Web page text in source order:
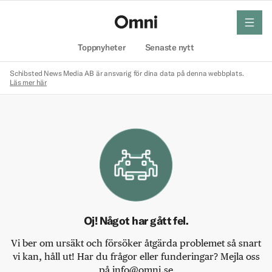
Toppnyheter Senaste nytt
meny
Schibsted News Media AB är ansvarig för dina data på denna webbplats.
Läs mer här
Oj! Något har gått fel.
Vi ber om ursäkt och försöker åtgärda problemet så snart
vi kan, håll ut! Har du frågor eller funderingar? Mejla oss